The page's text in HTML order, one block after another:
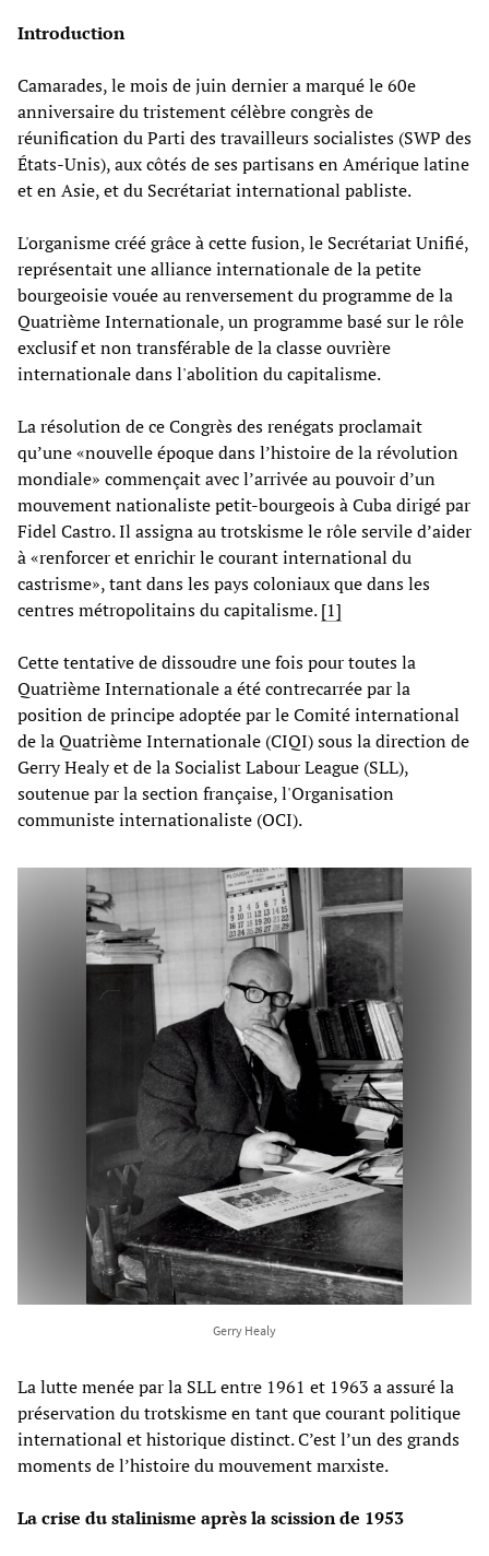
Introduction
Camarades, le mois de juin dernier a marqué le 60e
anniversaire du tristement célèbre congrès de
réunification du Parti des travailleurs socialistes (SWP des
États-Unis), aux côtés de ses partisans en Amérique latine
et en Asie, et du Secrétariat international pabliste.
L'organisme créé grâce à cette fusion, le Secrétariat Unifié,
représentait une alliance internationale de la petite
bourgeoisie vouée au renversement du programme de la
Quatrième Internationale, un programme basé sur le rôle
exclusif et non transférable de la classe ouvrière
internationale dans l'abolition du capitalisme.
La résolution de ce Congrès des renégats proclamait
qu’une «nouvelle époque dans l’histoire de la révolution
mondiale» commençait avec l’arrivée au pouvoir d’un
mouvement nationaliste petit-bourgeois à Cuba dirigé par
Fidel Castro. Il assigna au trotskisme le rôle servile d’aider
à «renforcer et enrichir le courant international du
castrisme», tant dans les pays coloniaux que dans les
centres métropolitains du capitalisme.[1]
Cette tentative de dissoudre une fois pour toutes la
Quatrième Internationale a été contrecarrée par la
position de principe adoptée par le Comité international
de la Quatrième Internationale (CIQI) sous la direction de
Gerry Healy et de la Socialist Labour League (SLL),
soutenue par la section française, l'Organisation
communiste internationaliste (OCI).
Gerry Healy
La lutte menée par la SLL entre 1961 et 1963 a assuré la
préservation du trotskisme en tant que courant politique
international et historique distinct. C’est l’un des grands
moments de l’histoire du mouvement marxiste.
La crise du stalinisme après la scission de 1953